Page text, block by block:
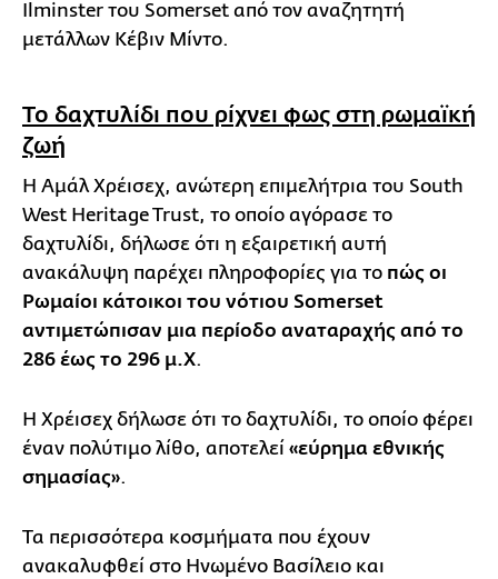
Ilminster του Somerset από τον αναζητητή
μετάλλων Κέβιν Μίντο.
Το δαχτυλίδι που ρίχνει φως στη ρωμαϊκή
ζωή
Η Αμάλ Χρέισεχ, ανώτερη επιμελήτρια του South
West Heritage Trust, το οποίο αγόρασε το
δαχτυλίδι, δήλωσε ότι η εξαιρετική αυτή
ανακάλυψη παρέχει πληροφορίες για το πώς οι
Ρωμαίοι κάτοικοι του νότιου Somerset
αντιμετώπισαν μια περίοδο αναταραχής από το
286 έως το 296 μ.Χ.
Η Χρέισεχ δήλωσε ότι το δαχτυλίδι, το οποίο φέρει
έναν πολύτιμο λίθο, αποτελεί «εύρημα εθνικής
σημασίας».
Τα περισσότερα κοσμήματα που έχουν
ανακαλυφθεί στο Ηνωμένο Βασίλειο και